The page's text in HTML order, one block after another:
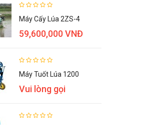
Máy Cấy Lúa 2ZS-4
59,600,000 VNĐ
Máy Tuốt Lúa 1200
Vui lòng gọi